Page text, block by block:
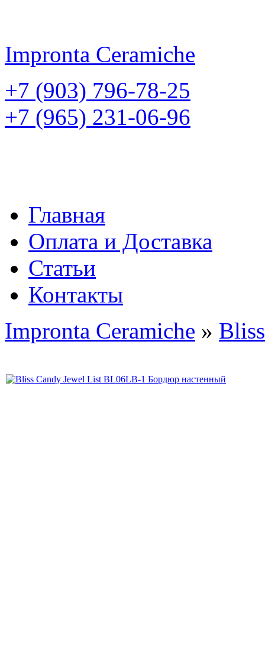
Impronta Ceramiche
+7 (903) 796-78-25
+7 (965) 231-06-96
Главная
Оплата и Доставка
Статьи
Контакты
Impronta Ceramiche » Bliss